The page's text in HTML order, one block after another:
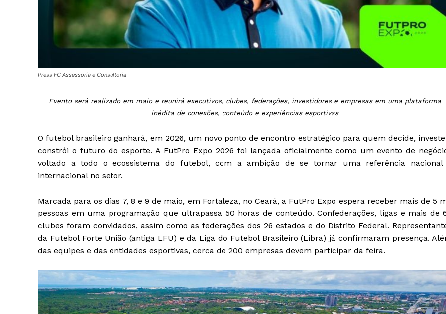
Press FC Assessoria e Consultoria
Evento será realizado em maio e reunirá executivos, clubes, federações, investidores e empresas em uma plataforma
inédita de conexões, conteúdo e experiências esportivas
O futebol brasileiro ganhará, em 2026, um novo ponto de encontro estratégico para quem decide,
constrói o futuro do esporte. A FutPro Expo 2026 foi lançada oficialmente como um evento de
voltado a todo o ecossistema do futebol, com a ambição de se tornar uma referência nacional
internacional no setor.
Marcada para os dias 7, 8 e 9 de maio, em Fortaleza, no Ceará, a FutPro Expo espera receber mais de 5
pessoas em uma programação que ultrapassa 50 horas de conteúdo. Confederações, ligas e mais de
clubes foram convidados, assim como as federações dos 26 estados e do Distrito Federal.
da Futebol Forte União (antiga LFU) e da Liga do Futebol Brasileiro (Libra) já confirmaram presença.
das equipes e das entidades esportivas, cerca de 200 empresas devem participar da feira.